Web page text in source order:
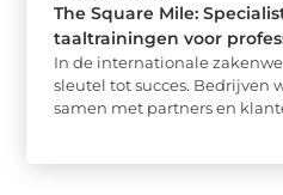
The Square Mile:
taaltrainingen voor
In de internationale
sleutel tot succes. Bedrijven
samen met partners en